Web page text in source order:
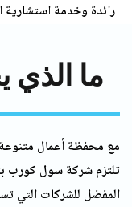
رائدة وخدمة استشارية
ماالذي
محفظة أعمال متنوعة
شركة سول كورب بتعزيز
للشركات التي تسعى